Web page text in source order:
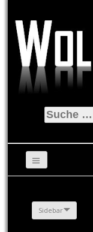
Suche
nach:
Sidebar